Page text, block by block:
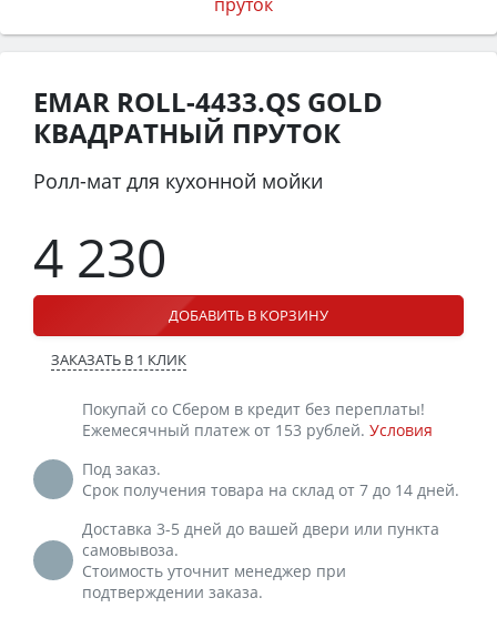
EMAR ROLL-4433.QS GOLD
КВАДРАТНЫЙ ПРУТОК
Ролл-мат для кухонной мойки
4 230
ДОБАВИТЬ В КОРЗИНУ
ЗАКАЗАТЬ В 1 КЛИК
Покупай со Сбером в кредит без переплаты!
Ежемесячный платеж от 153 рублей. Условия
Под заказ.
Срок получения товара на склад от 7 до 14 дней.
Доставка 3-5 дней до вашей двери или пункта
самовывоза.
Стоимость уточнит менеджер при
подтверждении заказа.